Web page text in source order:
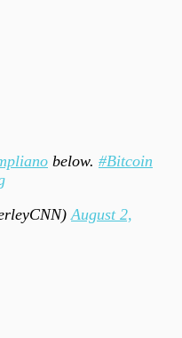
below. #Bitcoin
August 2,